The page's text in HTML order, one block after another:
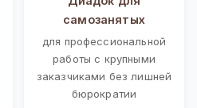
самозанятых
для профессиональной
работы с крупными
заказчиками без лишней
бюрократии